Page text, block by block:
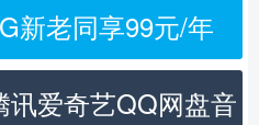
新老同享99元/年
爱奇艺QQ网盘音